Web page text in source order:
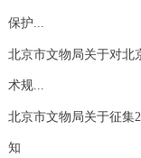
保护...
北京市文物局关于对北
术规...
北京市文物局关于征集
知